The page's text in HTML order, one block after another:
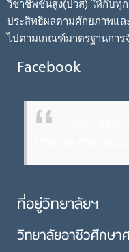
วิชาชีพชั้นสูง(ปวส) ให้กับทุ
ประสิทธิผลตามศักยภาพแล
ไปตามเกณฑ์มาตรฐานการ
Facebook
ที่อยู่วิทยาลัยฯ
วิทยาลัยอาชีวศึกษา